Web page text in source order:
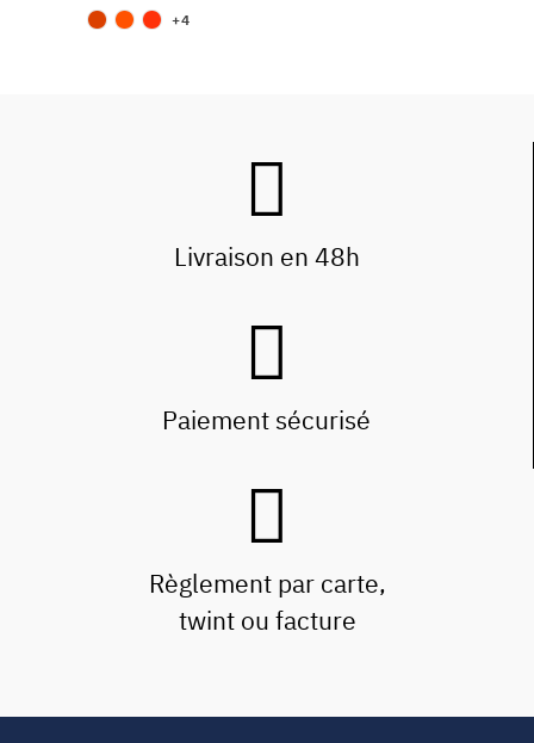
+4
Livraison en 48h
Paiement sécurisé
Règlement par carte,
twint ou facture